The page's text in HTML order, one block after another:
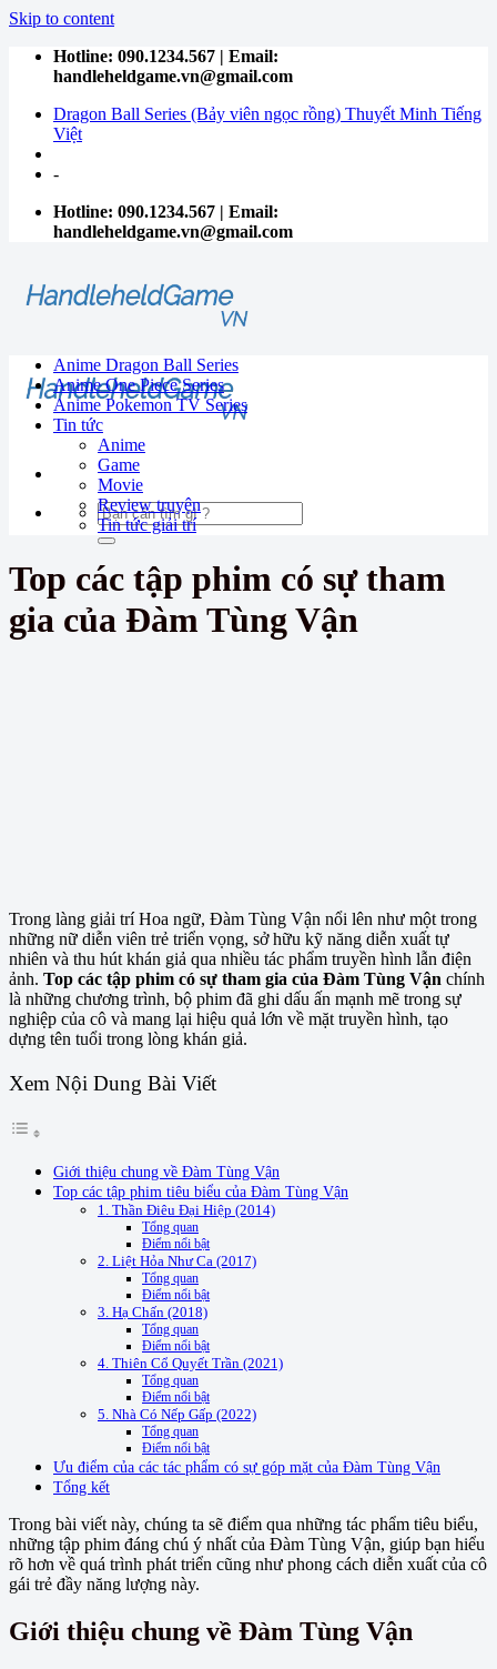
Skip to content
Hotline: 090.1234.567 | Email:
handleheldgame.vn@gmail.com
Dragon Ball Series (Bảy viên ngọc rồng) Thuyết Minh Tiếng
Việt
-
Hotline: 090.1234.567 | Email:
handleheldgame.vn@gmail.com
Anime Dragon Ball Series
Anime One Piece Series
Anime Pokemon TV Series
Tin tức
Anime
Game
Movie
Review truyện
Tin tức giải trí
Top các tập phim có sự tham
gia của Đàm Tùng Vận
Trong làng giải trí Hoa ngữ, Đàm Tùng Vận nổi lên như một trong
những nữ diễn viên trẻ triển vọng, sở hữu kỹ năng diễn xuất tự
nhiên và thu hút khán giả qua nhiều tác phẩm truyền hình lẫn điện
ảnh. Top các tập phim có sự tham gia của Đàm Tùng Vận chính
là những chương trình, bộ phim đã ghi dấu ấn mạnh mẽ trong sự
nghiệp của cô và mang lại hiệu quả lớn về mặt truyền hình, tạo
dựng tên tuổi trong lòng khán giả.
Xem Nội Dung Bài Viết
Giới thiệu chung về Đàm Tùng Vận
Top các tập phim tiêu biểu của Đàm Tùng Vận
1. Thần Điêu Đại Hiệp (2014)
Tổng quan
Điểm nổi bật
2. Liệt Hỏa Như Ca (2017)
Tổng quan
Điểm nổi bật
3. Hạ Chấn (2018)
Tổng quan
Điểm nổi bật
4. Thiên Cổ Quyết Trần (2021)
Tổng quan
Điểm nổi bật
5. Nhà Có Nếp Gấp (2022)
Tổng quan
Điểm nổi bật
Ưu điểm của các tác phẩm có sự góp mặt của Đàm Tùng Vận
Tổng kết
Trong bài viết này, chúng ta sẽ điểm qua những tác phẩm tiêu biểu,
những tập phim đáng chú ý nhất của Đàm Tùng Vận, giúp bạn hiểu
rõ hơn về quá trình phát triển cũng như phong cách diễn xuất của cô
gái trẻ đầy năng lượng này.
Giới thiệu chung về Đàm Tùng Vận